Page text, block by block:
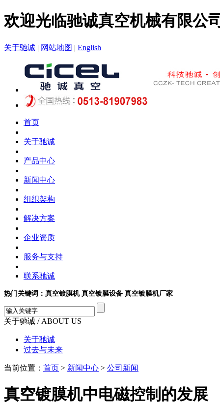
欢迎光临驰诚真空机械有限公
关于驰诚 | 网站地图 | English
首页
关于驰诚
产品中心
新闻中心
组织架构
解决方案
企业资质
服务与支持
联系驰诚
热门关键词：真空镀膜机 真空镀膜设备 真空镀膜机厂家
关于驰诚 / ABOUT US
关于驰诚
过去与未来
当前位置： 首页 > 新闻中心 > 公司新闻
真空镀膜机中电磁控制的发展